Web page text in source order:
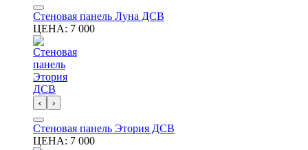
Стеновая панель Луна ДСВ
ЦЕНА: 7 000
‹ ›
Стеновая панель Этория ДСВ
ЦЕНА: 7 000